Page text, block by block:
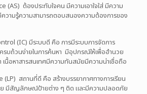
ต้องประทับใจคน มีความเอาใจใส่ มีความ
วามรู้ความสามารถตอบสนองความต้องการของ
(IC) มีระบบดี คือ การมีระบบการจัดการ
รบถ้วนง่ายในการค้นหา มีอุปกรณ์ให้เพื่ออำนวย
เนื้อหาสารสนเทศมีความทันสมัยมีความน่าเชื่อถือ
สถานที่ดี คือ สร้างบรรยากาศทางการเรียน
ย มีสัญลักษณ์ป้ายต่าง ๆ ติด และมีความปลอดภัย